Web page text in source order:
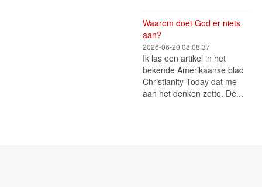
Waarom doet God er niets
aan?
2026-06-20 08:08:37
Ik las een artikel in het
bekende Amerikaanse blad
Christianity Today dat me
aan het denken zette. De...